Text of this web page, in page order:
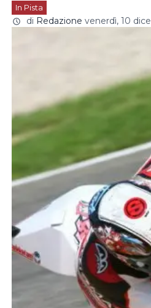
In Pista
di Redazione venerdì, 10